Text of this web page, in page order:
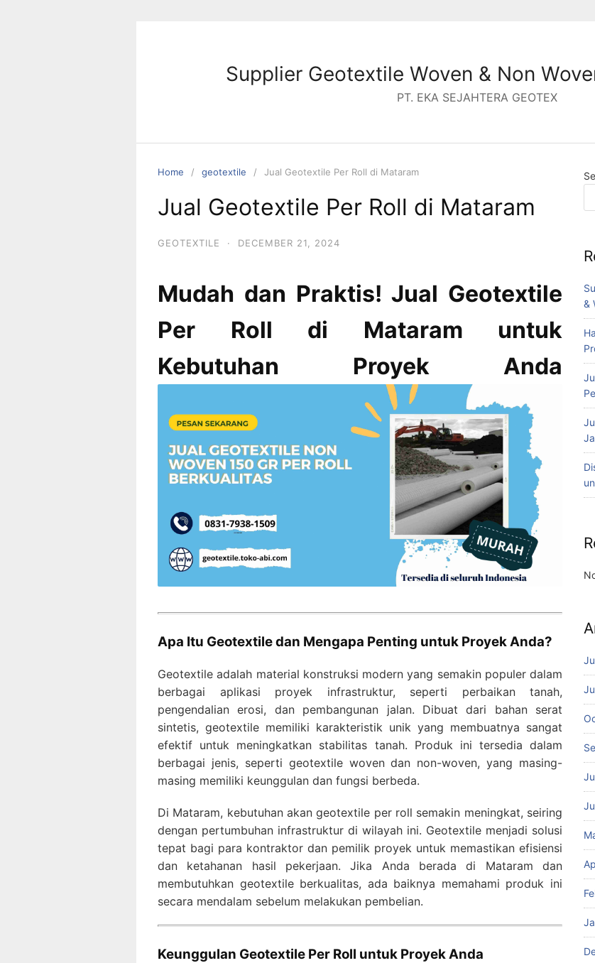
Supplier Geotextile Woven & Non
PT. EKA SEJAHTERA GEOTEX
Home geotextile Jual Geotextile Per Roll di Mataram
Jual Geotextile Per Roll di Mataram
GEOTEXTILE · DECEMBER 21, 2024
Mudah dan Praktis! Jual Geotextile
Per Roll di Mataram untuk
Kebutuhan Proyek Anda
Apa Itu Geotextile dan Mengapa Penting untuk Proyek Anda?
Geotextile adalah material konstruksi modern yang semakin populer dalam
berbagai aplikasi proyek infrastruktur, seperti perbaikan tanah,
pengendalian erosi, dan pembangunan jalan. Dibuat dari bahan serat
sintetis, geotextile memiliki karakteristik unik yang membuatnya sangat
efektif untuk meningkatkan stabilitas tanah. Produk ini tersedia dalam
berbagai jenis, seperti geotextile woven dan non-woven, yang masing-
masing memiliki keunggulan dan fungsi berbeda.
Di Mataram, kebutuhan akan geotextile per roll semakin meningkat, seiring
dengan pertumbuhan infrastruktur di wilayah ini. Geotextile menjadi solusi
tepat bagi para kontraktor dan pemilik proyek untuk memastikan efisiensi
dan ketahanan hasil pekerjaan. Jika Anda berada di Mataram dan
membutuhkan geotextile berkualitas, ada baiknya memahami produk ini
secara mendalam sebelum melakukan pembelian.
Keunggulan Geotextile Per Roll untuk Proyek Anda
&